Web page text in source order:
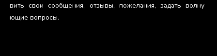
вить свои со­об­ще­ния, от­зы­вы, по­жела­ния, за­дать вол­ну­
ющие воп­ро­сы.